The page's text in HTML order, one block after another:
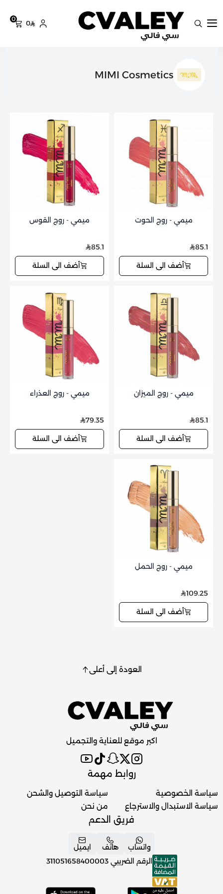
سي فالي
0
0
MIMI Cosmetics
ميمي - روج الحوت
85.1
أضف الى السلة
ميمي - روج القوس
85.1
أضف الى السلة
ميمي - روج الميزان
85.1
أضف الى السلة
ميمي - روج العذراء
79.35
أضف الى السلة
ميمي - روج الحمل
109.25
أضف الى السلة
العودة إلى أعلى
اكبر موقع للعناية والتجميل
روابط مهمة
سياسة الخصوصية
سياسة الاستبدال والاسترجاع
سياسة التوصيل والشحن
من نحن
فريق الدعم
واتساب هاتف
ايميل
الرقم الضريبي 311051658400003